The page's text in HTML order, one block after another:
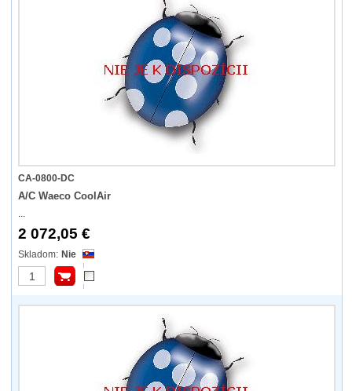
CA-0800-DC
A/C Waeco CoolAir
...
2 072,05 €
Nie